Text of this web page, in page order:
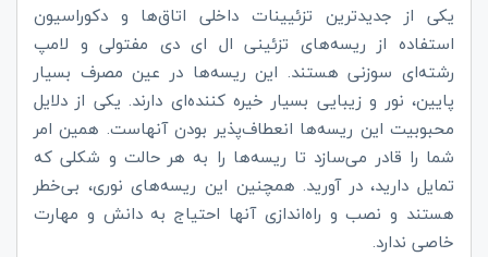
یکی از جدیدترین تزئیینات داخلی اتاق‌ها و دکوراسیون
استفاده از ریسه‌های تزئینی ال ای دی مفتولی و لامپ
رشته‌ای سوزنی هستند. این ریسه‌ها در عین مصرف بسیار
پایین، نور و زیبایی بسیار خیره کننده‌ای دارند. یکی از دلایل
محبوبیت این ریسه‌ها انعطاف‌پذیر بودن آنهاست. همین امر
شما را قادر می‌سازد تا ریسه‌ها را به هر حالت و شکلی که
تمایل دارید، در آورید. همچنین این ریسه‌های نوری، بی‌خطر
هستند و نصب و راه‌اندازی آنها احتیاج به دانش و مهارت
خاصی ندارد.